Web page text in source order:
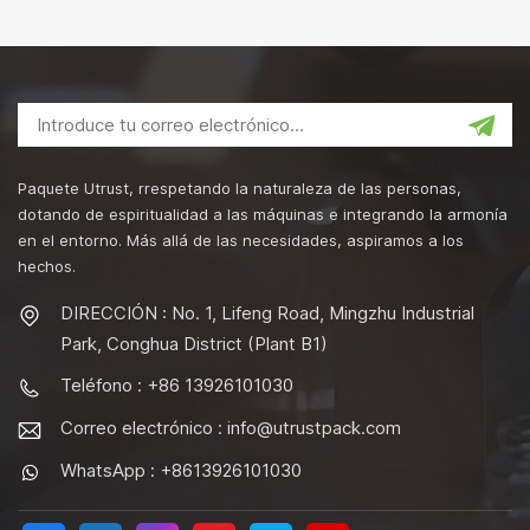
Paquete Utrust, rrespetando la naturaleza de las personas,
dotando de espiritualidad a las máquinas e integrando la armonía
en el entorno. Más allá de las necesidades, aspiramos a los
hechos.
DIRECCIÓN : No. 1, Lifeng Road, Mingzhu Industrial
Park, Conghua District (Plant B1)
Teléfono : +86 13926101030
Correo electrónico : info@utrustpack.com
WhatsApp : +8613926101030